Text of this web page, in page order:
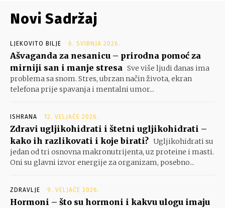
Novi Sadržaj
LJEKOVITO BILJE 6. SVIBNJA 2026.
Ašvaganda za nesanicu – prirodna pomoć za
mirniji san i manje stresa Sve više ljudi danas ima
problema sa snom. Stres, ubrzan način života, ekran
telefona prije spavanja i mentalni umor...
ISHRANA 12. VELJAČE 2026.
Zdravi ugljikohidrati i štetni ugljikohidrati –
kako ih razlikovati i koje birati? Ugljikohidrati su
jedan od tri osnovna makronutrijenta, uz proteine i masti.
Oni su glavni izvor energije za organizam, posebno...
ZDRAVLJE 9. VELJAČE 2026.
Hormoni – što su hormoni i kakvu ulogu imaju